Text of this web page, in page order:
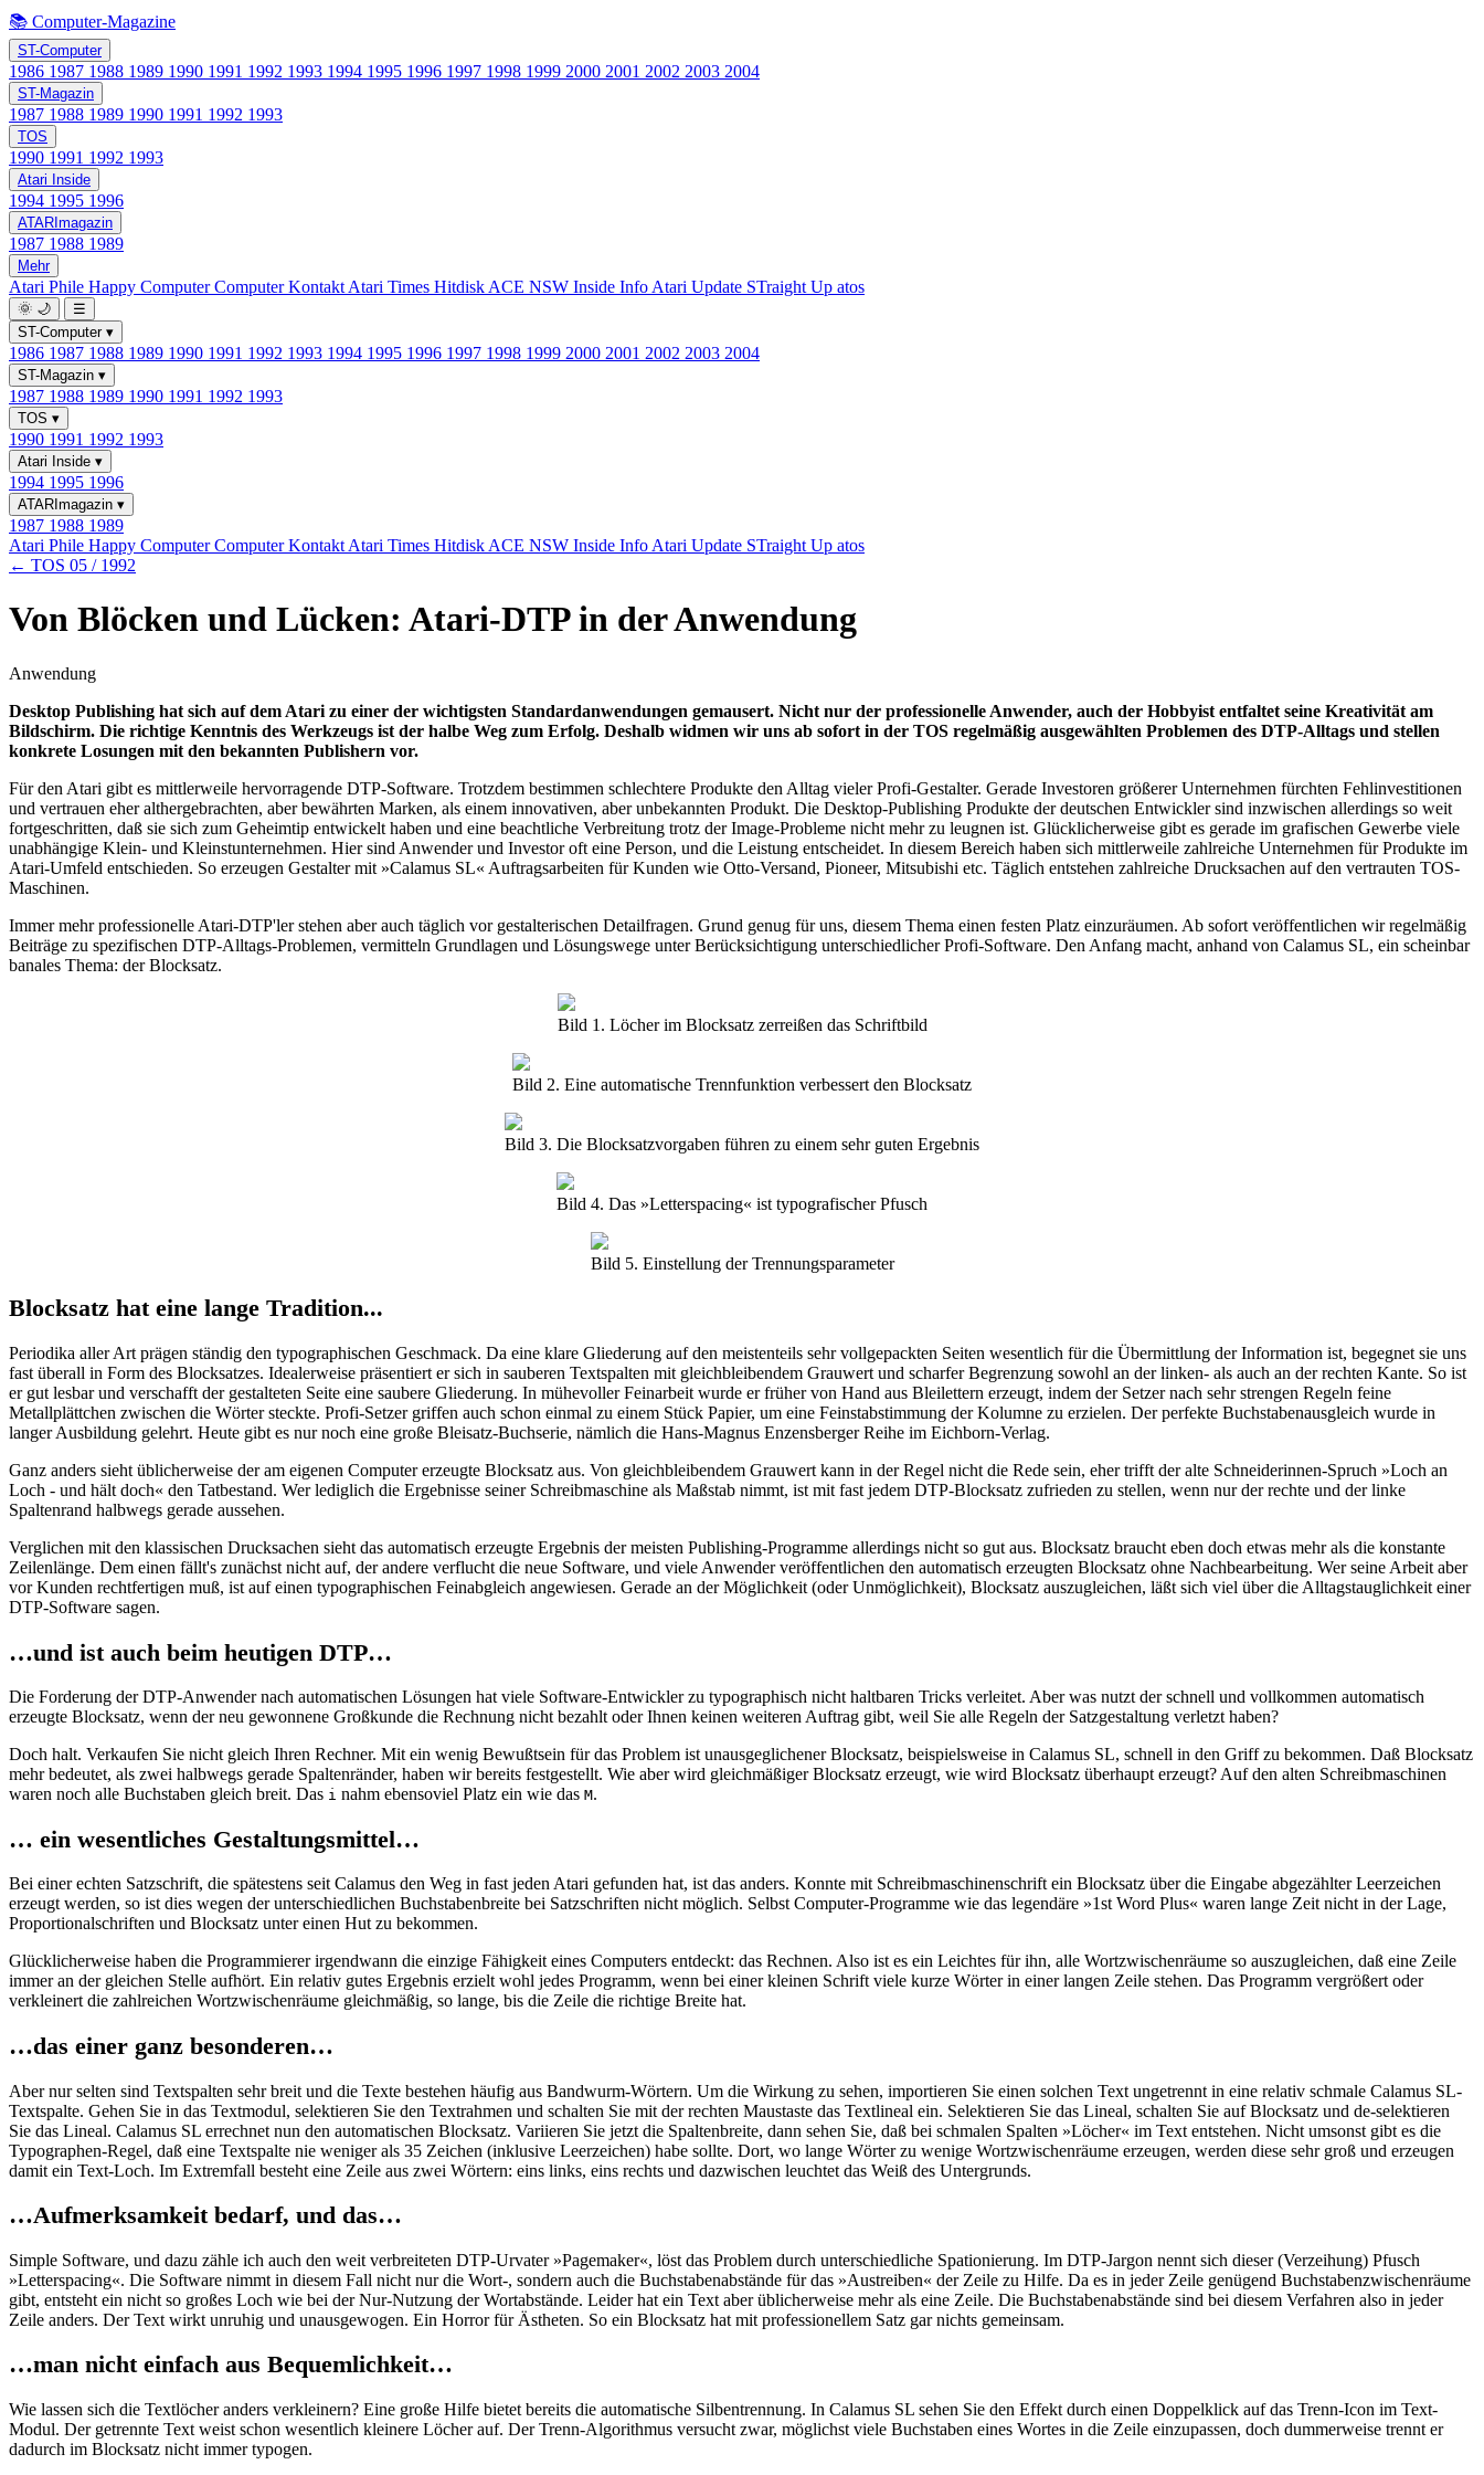
📚 Computer-Magazine
ST-Computer
1986 1987 1988 1989 1990 1991 1992 1993 1994 1995 1996 1997 1998 1999 2000 2001 2002 2003 2004
ST-Magazin
1987 1988 1989 1990 1991 1992 1993
TOS
1990 1991 1992 1993
Atari Inside
1994 1995 1996
ATARImagazin
1987 1988 1989
Mehr
Atari Phile Happy ComputerComputer Kontakt Atari Times Hitdisk ACE NSW Inside Info Atari Update STraight Up atos
🌞 🌙
☰
ST-Computer ▾
1986 1987 1988 1989 1990 1991 1992 1993 1994 1995 1996 1997 1998 1999 2000 2001 2002 2003 2004
ST-Magazin ▾
1987 1988 1989 1990 1991 1992 1993
TOS ▾
1990 1991 1992 1993
Atari Inside ▾
1994 1995 1996
ATARImagazin ▾
1987 1988 1989
Atari Phile Happy ComputerComputer Kontakt Atari Times Hitdisk ACE NSW Inside Info Atari Update STraight Up atos
← TOS 05 / 1992
Von Blöcken und Lücken: Atari-DTP in der Anwendung
Anwendung
Desktop Publishing hat sich auf dem Atari zu einer der wichtigsten Standardanwendungen gemausert. Nicht nur der professionelle Anwender, auch der Hobbyist entfaltet seine Kreativität am
Bildschirm. Die richtige Kenntnis des Werkzeugs ist der halbe Weg zum Erfolg. Deshalb widmen wir uns ab sofort in der TOS regelmäßig ausgewählten Problemen des DTP-Alltags und stellen
konkrete Losungen mit den bekannten Publishern vor.
Für den Atari gibt es mittlerweile hervorragende DTP-Software. Trotzdem bestimmen schlechtere Produkte den Alltag vieler Profi-Gestalter. Gerade Investoren größerer Unternehmen fürchten Fehlinvestitionen
und vertrauen eher althergebrachten, aber bewährten Marken, als einem innovativen, aber unbekannten Produkt. Die Desktop-Publishing Produkte der deutschen Entwickler sind inzwischen allerdings so weit
fortgeschritten, daß sie sich zum Geheimtip entwickelt haben und eine beachtliche Verbreitung trotz der Image-Probleme nicht mehr zu leugnen ist. Glücklicherweise gibt es gerade im grafischen Gewerbe viele
unabhängige Klein- und Kleinstunternehmen. Hier sind Anwender und Investor oft eine Person, und die Leistung entscheidet. In diesem Bereich haben sich mittlerweile zahlreiche Unternehmen für Produkte im
Atari-Umfeld entschieden. So erzeugen Gestalter mit »Calamus SL« Auftragsarbeiten für Kunden wie Otto-Versand, Pioneer, Mitsubishi etc. Täglich entstehen zahlreiche Drucksachen auf den vertrauten TOS-
Maschinen.
Immer mehr professionelle Atari-DTP'ler stehen aber auch täglich vor gestalterischen Detailfragen. Grund genug für uns, diesem Thema einen festen Platz einzuräumen. Ab sofort veröffentlichen wir regelmäßig
Beiträge zu spezifischen DTP-Alltags-Problemen, vermitteln Grundlagen und Lösungswege unter Berücksichtigung unterschiedlicher Profi-Software. Den Anfang macht, anhand von Calamus SL, ein scheinbar
banales Thema: der Blocksatz.
Bild 1. Löcher im Blocksatz zerreißen das Schriftbild
Bild 2. Eine automatische Trennfunktion verbessert den Blocksatz
Bild 3. Die Blocksatzvorgaben führen zu einem sehr guten Ergebnis
Bild 4. Das »Letterspacing« ist typografischer Pfusch
Bild 5. Einstellung der Trennungsparameter
Blocksatz hat eine lange Tradition...
Periodika aller Art prägen ständig den typographischen Geschmack. Da eine klare Gliederung auf den meistenteils sehr vollgepackten Seiten wesentlich für die Übermittlung der Information ist, begegnet sie uns
fast überall in Form des Blocksatzes. Idealerweise präsentiert er sich in sauberen Textspalten mit gleichbleibendem Grauwert und scharfer Begrenzung sowohl an der linken- als auch an der rechten Kante. So ist
er gut lesbar und verschafft der gestalteten Seite eine saubere Gliederung. In mühevoller Feinarbeit wurde er früher von Hand aus Bleilettern erzeugt, indem der Setzer nach sehr strengen Regeln feine
Metallplättchen zwischen die Wörter steckte. Profi-Setzer griffen auch schon einmal zu einem Stück Papier, um eine Feinstabstimmung der Kolumne zu erzielen. Der perfekte Buchstabenausgleich wurde in
langer Ausbildung gelehrt. Heute gibt es nur noch eine große Bleisatz-Buchserie, nämlich die Hans-Magnus Enzensberger Reihe im Eichborn-Verlag.
Ganz anders sieht üblicherweise der am eigenen Computer erzeugte Blocksatz aus. Von gleichbleibendem Grauwert kann in der Regel nicht die Rede sein, eher trifft der alte Schneiderinnen-Spruch »Loch an
Loch - und hält doch« den Tatbestand. Wer lediglich die Ergebnisse seiner Schreibmaschine als Maßstab nimmt, ist mit fast jedem DTP-Blocksatz zufrieden zu stellen, wenn nur der rechte und der linke
Spaltenrand halbwegs gerade aussehen.
Verglichen mit den klassischen Drucksachen sieht das automatisch erzeugte Ergebnis der meisten Publishing-Programme allerdings nicht so gut aus. Blocksatz braucht eben doch etwas mehr als die konstante
Zeilenlänge. Dem einen fällt's zunächst nicht auf, der andere verflucht die neue Software, und viele Anwender veröffentlichen den automatisch erzeugten Blocksatz ohne Nachbearbeitung. Wer seine Arbeit aber
vor Kunden rechtfertigen muß, ist auf einen typographischen Feinabgleich angewiesen. Gerade an der Möglichkeit (oder Unmöglichkeit), Blocksatz auszugleichen, läßt sich viel über die Alltagstauglichkeit einer
DTP-Software sagen.
…und ist auch beim heutigen DTP…
Die Forderung der DTP-Anwender nach automatischen Lösungen hat viele Software-Entwickler zu typographisch nicht haltbaren Tricks verleitet. Aber was nutzt der schnell und vollkommen automatisch
erzeugte Blocksatz, wenn der neu gewonnene Großkunde die Rechnung nicht bezahlt oder Ihnen keinen weiteren Auftrag gibt, weil Sie alle Regeln der Satzgestaltung verletzt haben?
Doch halt. Verkaufen Sie nicht gleich Ihren Rechner. Mit ein wenig Bewußtsein für das Problem ist unausgeglichener Blocksatz, beispielsweise in Calamus SL, schnell in den Griff zu bekommen. Daß Blocksatz
mehr bedeutet, als zwei halbwegs gerade Spaltenränder, haben wir bereits festgestellt. Wie aber wird gleichmäßiger Blocksatz erzeugt, wie wird Blocksatz überhaupt erzeugt? Auf den alten Schreibmaschinen
waren noch alle Buchstaben gleich breit. Das i nahm ebensoviel Platz ein wie das M.
… ein wesentliches Gestaltungsmittel…
Bei einer echten Satzschrift, die spätestens seit Calamus den Weg in fast jeden Atari gefunden hat, ist das anders. Konnte mit Schreibmaschinenschrift ein Blocksatz über die Eingabe abgezählter Leerzeichen
erzeugt werden, so ist dies wegen der unterschiedlichen Buchstabenbreite bei Satzschriften nicht möglich. Selbst Computer-Programme wie das legendäre »1st Word Plus« waren lange Zeit nicht in der Lage,
Proportionalschriften und Blocksatz unter einen Hut zu bekommen.
Glücklicherweise haben die Programmierer irgendwann die einzige Fähigkeit eines Computers entdeckt: das Rechnen. Also ist es ein Leichtes für ihn, alle Wortzwischenräume so auszugleichen, daß eine Zeile
immer an der gleichen Stelle aufhört. Ein relativ gutes Ergebnis erzielt wohl jedes Programm, wenn bei einer kleinen Schrift viele kurze Wörter in einer langen Zeile stehen. Das Programm vergrößert oder
verkleinert die zahlreichen Wortzwischenräume gleichmäßig, so lange, bis die Zeile die richtige Breite hat.
…das einer ganz besonderen…
Aber nur selten sind Textspalten sehr breit und die Texte bestehen häufig aus Bandwurm-Wörtern. Um die Wirkung zu sehen, importieren Sie einen solchen Text ungetrennt in eine relativ schmale Calamus SL-
Textspalte. Gehen Sie in das Textmodul, selektieren Sie den Textrahmen und schalten Sie mit der rechten Maustaste das Textlineal ein. Selektieren Sie das Lineal, schalten Sie auf Blocksatz und de-selektieren
Sie das Lineal. Calamus SL errechnet nun den automatischen Blocksatz. Variieren Sie jetzt die Spaltenbreite, dann sehen Sie, daß bei schmalen Spalten »Löcher« im Text entstehen. Nicht umsonst gibt es die
Typographen-Regel, daß eine Textspalte nie weniger als 35 Zeichen (inklusive Leerzeichen) habe sollte. Dort, wo lange Wörter zu wenige Wortzwischenräume erzeugen, werden diese sehr groß und erzeugen
damit ein Text-Loch. Im Extremfall besteht eine Zeile aus zwei Wörtern: eins links, eins rechts und dazwischen leuchtet das Weiß des Untergrunds.
…Aufmerksamkeit bedarf, und das…
Simple Software, und dazu zähle ich auch den weit verbreiteten DTP-Urvater »Pagemaker«, löst das Problem durch unterschiedliche Spationierung. Im DTP-Jargon nennt sich dieser (Verzeihung) Pfusch
»Letterspacing«. Die Software nimmt in diesem Fall nicht nur die Wort-, sondern auch die Buchstabenabstände für das »Austreiben« der Zeile zu Hilfe. Da es in jeder Zeile genügend Buchstabenzwischenräume
gibt, entsteht ein nicht so großes Loch wie bei der Nur-Nutzung der Wortabstände. Leider hat ein Text aber üblicherweise mehr als eine Zeile. Die Buchstabenabstände sind bei diesem Verfahren also in jeder
Zeile anders. Der Text wirkt unruhig und unausgewogen. Ein Horror für Ästheten. So ein Blocksatz hat mit professionellem Satz gar nichts gemeinsam.
…man nicht einfach aus Bequemlichkeit…
Wie lassen sich die Textlöcher anders verkleinern? Eine große Hilfe bietet bereits die automatische Silbentrennung. In Calamus SL sehen Sie den Effekt durch einen Doppelklick auf das Trenn-Icon im Text-
Modul. Der getrennte Text weist schon wesentlich kleinere Löcher auf. Der Trenn-Algorithmus versucht zwar, möglichst viele Buchstaben eines Wortes in die Zeile einzupassen, doch dummerweise trennt er
dadurch im Blocksatz nicht immer typogen.